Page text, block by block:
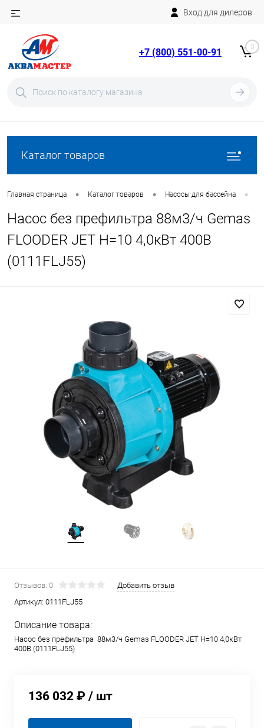
Вход для дилеров
+7 (800) 551-00-91 0
Каталог товаров
Главная страница • Каталог товаров • Насосы для бассейна •
Насос без префильтра 88м3/ч Gemas
FLOODER JET Н=10 4,0кВт 400В
(0111FLJ55)
Отзывов: 0
Добавить отзыв
Артикул: 0111FLJ55
Описание товара:
Насос без префильтра 88м3/ч Gemas FLOODER JET Н=10 4,0кВт
400В (0111FLJ55)
136 032 ₽ / шт